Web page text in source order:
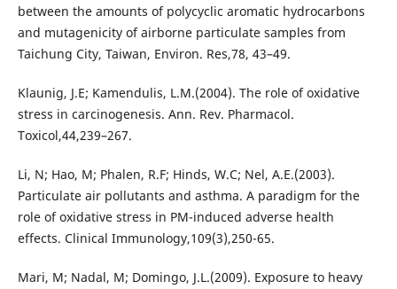
between the amounts of polycyclic aromatic hydrocarbons
and mutagenicity of airborne particulate samples from
Taichung City, Taiwan, Environ. Res,78, 43–49.
Klaunig, J.E; Kamendulis, L.M.(2004). The role of oxidative
stress in carcinogenesis. Ann. Rev. Pharmacol.
Toxicol,44,239–267.
Li, N; Hao, M; Phalen, R.F; Hinds, W.C; Nel, A.E.(2003).
Particulate air pollutants and asthma. A paradigm for the
role of oxidative stress in PM-induced adverse health
effects. Clinical Immunology,109(3),250-65.
Mari, M; Nadal, M; Domingo, J.L.(2009). Exposure to heavy